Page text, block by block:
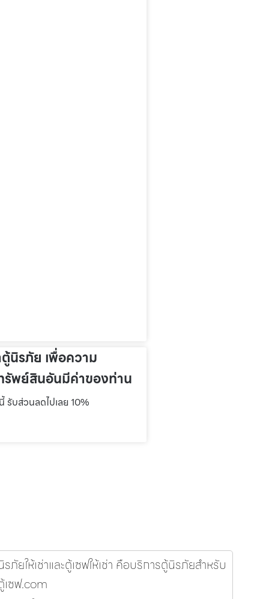
ตู้นิรภัย เพื่อความ
พย์สินอันมีค่าของท่าน
รับส่วนลดไปเลย 10%
ยให้เช่าและตู้เซฟให้เช่า คือบริการตู้นิรภัยสำหรับ
เซฟ.com